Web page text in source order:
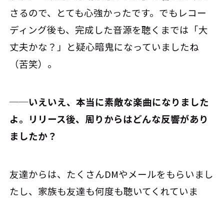
さるので、とても心強かったです。でもレコー
ディング後も、完成した音源を聴くまでは「大
丈夫かな？」と疑心暗鬼になっていましたね
（苦笑）。
──いえいえ、本当に素敵な楽曲になりました
よ。リリース後、周りからはどんな反響があり
ましたか？
友達からは、たくさんDMやメールをもらいまし
たし、家族も友達も何度も聴いてくれていま